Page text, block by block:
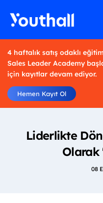
4 haftalık satış odaklı
Sales Leader Academy
için kayıtlar devam ediyor.
Hemen Kayıt Ol
Liderlikte
Olarak
08